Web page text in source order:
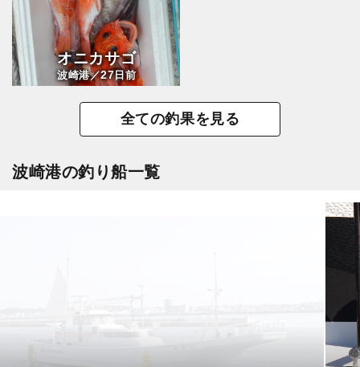
オニカサゴ
波崎港／27日前
全ての釣果を見る
波崎港の釣り船一覧